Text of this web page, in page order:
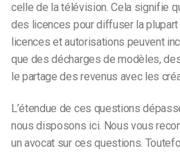
celle de la télévision. Cela signifie
des licences pour diffuser la
licences et autorisations peuvent
que des décharges de modèles,
le partage des revenus avec les
L’étendue de ces questions
nous disposons ici. Nous vous
un avocat sur ces questions.